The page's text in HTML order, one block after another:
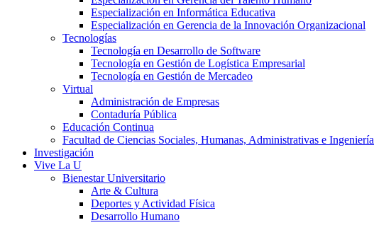
Especialización en Informática Educativa
Especialización en Gerencia de la Innovación Organizacional
Tecnologías
Tecnología en Desarrollo de Software
Tecnología en Gestión de Logística Empresarial
Tecnología en Gestión de Mercadeo
Virtual
Administración de Empresas
Contaduría Pública
Educación Continua
Facultad de Ciencias Sociales, Humanas, Administrativas e Ingeniería
Investigación
Vive La U
Bienestar Universitario
Arte & Cultura
Deportes y Actividad Física
Desarrollo Humano